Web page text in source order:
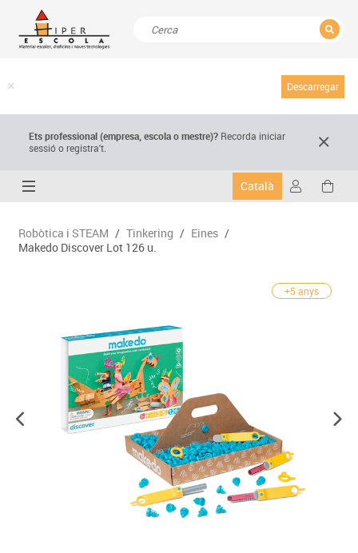
Descarregar
Ets professional (empresa,escola o mestre)? Recorda iniciar
sessió o registra't.
Català
Robòtica i STEAM / Tinkering / Eines /
Makedo Discover Lot 126 u.
+5 anys